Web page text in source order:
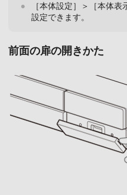
［本体設定］＞［本体
設定できます。
前面の扉の開きかた